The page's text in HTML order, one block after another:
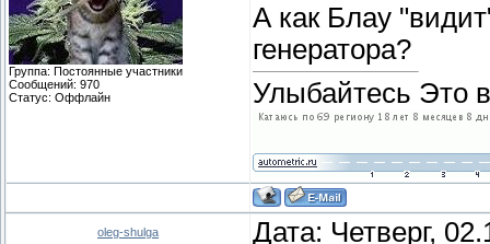
Группа: Постоянные участники
Сообщений: 970
Статус: Оффлайн
А как Блау
генератора?
Улыбайтесь Это
oleg-shulga Дата: Четверг,